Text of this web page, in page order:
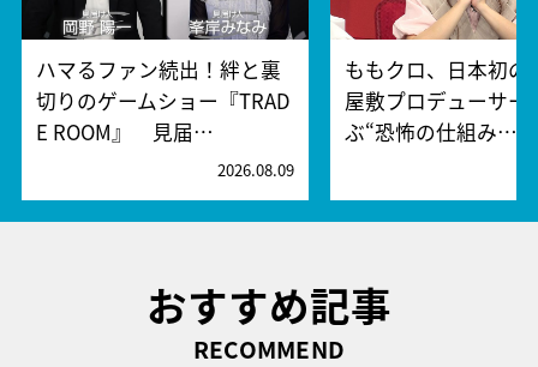
ハマるファン続出！絆と裏
切りのゲームショー『TRAD
E ROOM』 見届…
2026.08.09
ももクロ、日本初の
屋敷プロデューサー
ぶ“恐怖の仕組み…
おすすめ記事
RECOMMEND